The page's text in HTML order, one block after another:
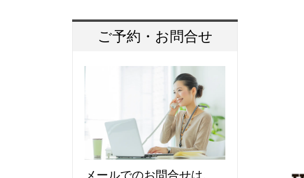
ご予約・お問合せ
メールでのお問合せは、